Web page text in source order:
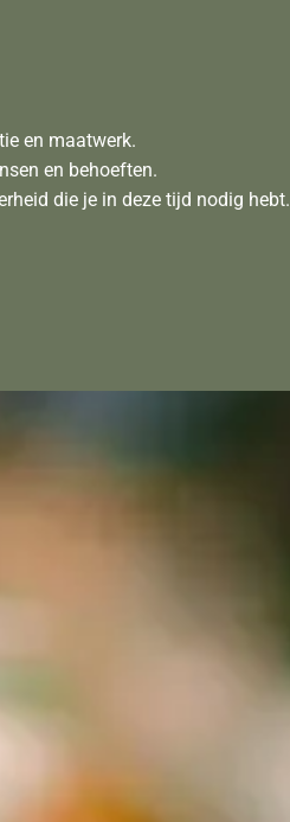
en maatwerk.
en behoeften.
die je in deze tijd nodig hebt.